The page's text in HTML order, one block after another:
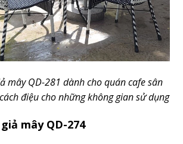
mây QD-281 dành cho quán cafe sân
điệu cho những không gian sử dụng
mây QD-274